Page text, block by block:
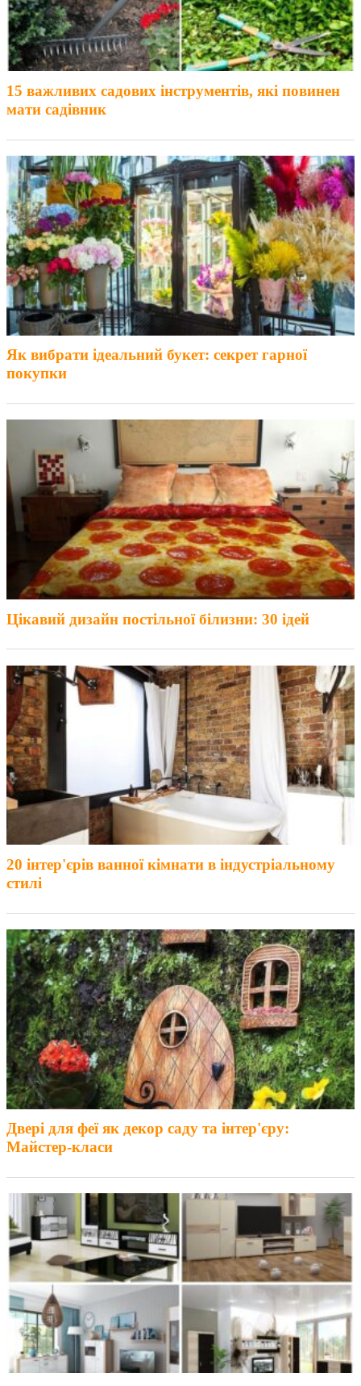
15 важливих садових інструментів, які повинен
мати садівник
Як вибрати ідеальний букет: секрет гарної
покупки
Цікавий дизайн постільної білизни: 30 ідей
20 інтер'єрів ванної кімнати в індустріальному
стилі
Двері для феї як декор саду та інтер'єру:
Майстер-класи